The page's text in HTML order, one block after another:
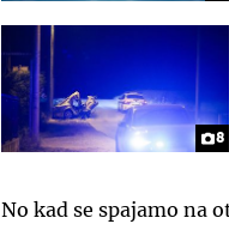
8
No kad se spajamo na